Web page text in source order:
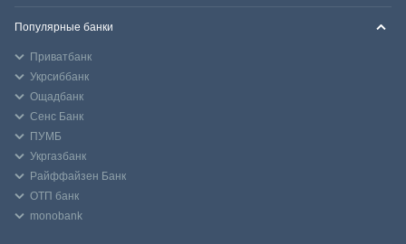
Популярные банки
Приватбанк
Укрсиббанк
Ощадбанк
Сенс Банк
ПУМБ
Укргазбанк
Райффайзен Банк
ОТП банк
monobank